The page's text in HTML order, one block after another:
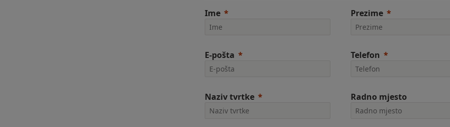
Ime Prezime
E-pošta Telefon
Naziv tvrtke Radno mjesto